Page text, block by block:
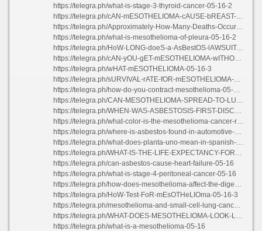
https://telegra.ph/what-is-stage-3-thyroid-cancer-05-16-2
https://telegra.ph/cAN-mESOTHELIOMA-cAUSE-bREAST-cANCER-05-17-2
https://telegra.ph/Approximately-How-Many-Deaths-Occur-Each-Year-From-Mesothelioma-05-16
https://telegra.ph/what-is-mesothelioma-of-pleura-05-16-2
https://telegra.ph/HoW-LONG-doeS-a-AsBestOS-lAWSUIT-tAke-05-16-2
https://telegra.ph/cAN-yOU-gET-mESOTHELIOMA-wITHOUT-bEING-eXPOSED-tO-aSBESTOS-05-16
https://telegra.ph/wHAT-mESOTHELIOMA-05-16-3
https://telegra.ph/sURVIVAL-rATE-fOR-mESOTHELIOMA-05-16-2
https://telegra.ph/how-do-you-contract-mesothelioma-05-16-2
https://telegra.ph/CAN-MESOTHELIOMA-SPREAD-TO-LUNGS-05-17-3
https://telegra.ph/WHEN-WAS-ASBESTOSIS-FIRST-DISCOVERED-05-16
https://telegra.ph/what-color-is-the-mesothelioma-cancer-ribbon-05-16-3
https://telegra.ph/where-is-asbestos-found-in-automotive-shop-05-16
https://telegra.ph/what-does-planta-uno-mean-in-spanish-05-16-2
https://telegra.ph/WHAT-IS-THE-LIFE-EXPECTANCY-FOR-MESOTHELIOMA-PATIENTS-05-17-3
https://telegra.ph/can-asbestos-cause-heart-failure-05-16
https://telegra.ph/what-is-stage-4-peritoneal-cancer-05-16
https://telegra.ph/how-does-mesothelioma-affect-the-digestive-system-05-16
https://telegra.ph/HoW-Test-FoR-mEsOTHeLIOma-05-16-3
https://telegra.ph/mesothelioma-and-small-cell-lung-cancer-05-17-4
https://telegra.ph/WHAT-DOES-MESOTHELIOMA-LOOK-LIKE-ON-CT-SCAN-05-16
https://telegra.ph/what-is-a-mesothelioma-05-16